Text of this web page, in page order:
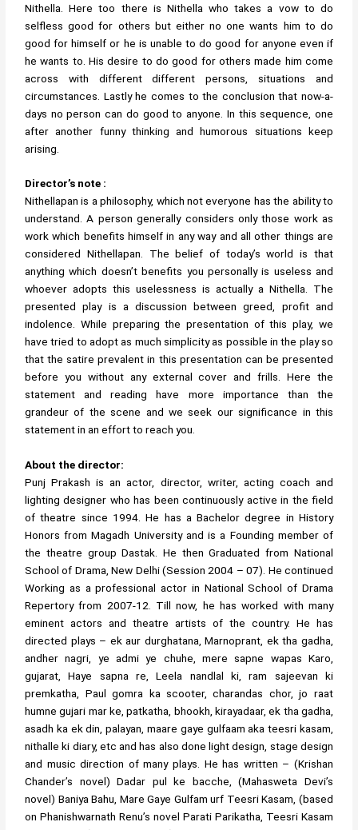
Nithella. Here too there is Nithella who takes a vow to do
selfless good for others but either no one wants him to do
good for himself or he is unable to do good for anyone even if
he wants to. His desire to do good for others made him come
across with different different persons, situations and
circumstances. Lastly he comes to the conclusion that now-a-
days no person can do good to anyone. In this sequence, one
after another funny thinking and humorous situations keep
arising.
Director’s note :
Nithellapan is a philosophy, which not everyone has the ability to
understand. A person generally considers only those work as
work which benefits himself in any way and all other things are
considered Nithellapan. The belief of today’s world is that
anything which doesn’t benefits you personally is useless and
whoever adopts this uselessness is actually a Nithella. The
presented play is a discussion between greed, profit and
indolence. While preparing the presentation of this play, we
have tried to adopt as much simplicity as possible in the play so
that the satire prevalent in this presentation can be presented
before you without any external cover and frills. Here the
statement and reading have more importance than the
grandeur of the scene and we seek our significance in this
statement in an effort to reach you.
About the director:
Punj Prakash is an actor, director, writer, acting coach and
lighting designer who has been continuously active in the field
of theatre since 1994. He has a Bachelor degree in History
Honors from Magadh University and is a Founding member of
the theatre group Dastak. He then Graduated from National
School of Drama, New Delhi (Session 2004 – 07). He continued
Working as a professional actor in National School of Drama
Repertory from 2007-12. Till now, he has worked with many
eminent actors and theatre artists of the country. He has
directed plays – ek aur durghatana, Marnoprant, ek tha gadha,
andher nagri, ye admi ye chuhe, mere sapne wapas Karo,
gujarat, Haye sapna re, Leela nandlal ki, ram sajeevan ki
premkatha, Paul gomra ka scooter, charandas chor, jo raat
humne gujari mar ke, patkatha, bhookh, kirayadaar, ek tha gadha,
asadh ka ek din, palayan, maare gaye gulfaam aka teesri kasam,
nithalle ki diary, etc and has also done light design, stage design
and music direction of many plays. He has written – (Krishan
Chander’s novel) Dadar pul ke bacche, (Mahasweta Devi’s
novel) Baniya Bahu, Mare Gaye Gulfam urf Teesri Kasam, (based
on Phanishwarnath Renu’s novel Parati Parikatha, Teesri Kasam